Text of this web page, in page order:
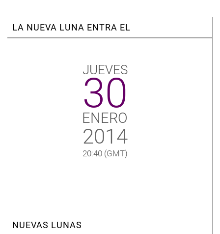
LA NUEVA LUNA ENTRA EL
JUEVES
30
ENERO
2014
20:40 (GMT)
NUEVAS LUNAS